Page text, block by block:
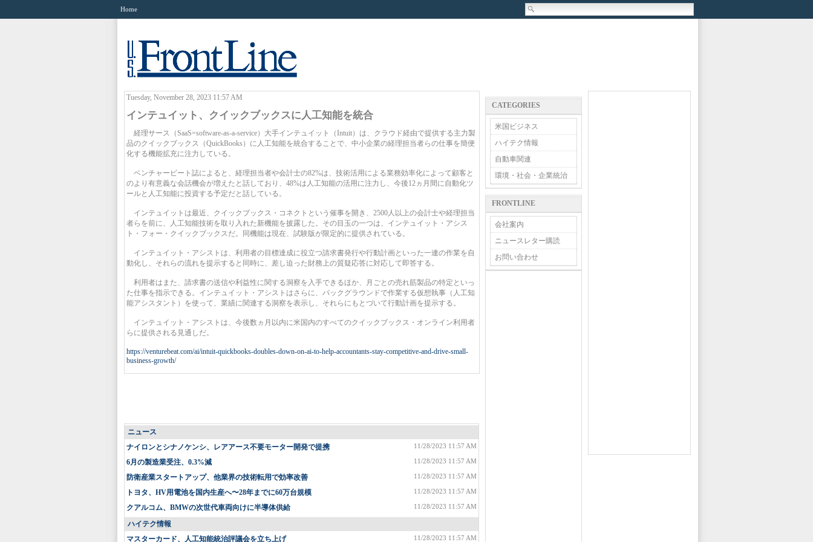
Home
Tuesday, November 28, 2023 11:57 AM
インテュイット、クイックブックスに人工知能を統合
経理サース（SaaS=software-as-a-service）大手インテュイット（Intuit）は、クラウド経由で提供する主力製
品のクイックブックス（QuickBooks）に人工知能を統合することで、中小企業の経理担当者らの仕事を簡便
化する機能拡充に注力している。
ベンチャービート誌によると、経理担当者や会計士の82%は、技術活用による業務効率化によって顧客と
のより有意義な会話機会が増えたと話しており、48%は人工知能の活用に注力し、今後12ヵ月間に自動化ツ
ールと人工知能に投資する予定だと話している。
インテュイットは最近、クイックブックス・コネクトという催事を開き、2500人以上の会計士や経理担当
者らを前に、人工知能技術を取り入れた新機能を披露した。その目玉の一つは、インテュイット・アシス
ト・フォー・クイックブックスだ。同機能は現在、試験版が限定的に提供されている。
インテュイット・アシストは、利用者の目標達成に役立つ請求書発行や行動計画といった一連の作業を自
動化し、それらの流れを提示すると同時に、差し迫った財務上の質疑応答に対応して即答する。
利用者はまた、請求書の送信や利益性に関する洞察を入手できるほか、月ごとの売れ筋製品の特定といっ
た仕事を指示できる。インテュイット・アシストはさらに、バックグラウンドで作業する仮想執事（人工知
能アシスタント）を使って、業績に関連する洞察を表示し、それらにもとづいて行動計画を提示する。
インテュイット・アシストは、今後数ヵ月以内に米国内のすべてのクイックブックス・オンライン利用者
らに提供される見通しだ。
https://venturebeat.com/ai/intuit-quickbooks-doubles-down-on-ai-to-help-accountants-stay-competitive-and-drive-small-
business-growth/
ニュース
11/28/2023 11:57 AM
ナイロンとシナノケンシ、レアアース不要モーター開発で提携
11/28/2023 11:57 AM
6月の製造業受注、0.3%減
11/28/2023 11:57 AM
防衛産業スタートアップ、他業界の技術転用で効率改善
11/28/2023 11:57 AM
トヨタ、HV用電池を国内生産へ〜28年までに60万台規模
11/28/2023 11:57 AM
クアルコム、BMWの次世代車両向けに半導体供給
ハイテク情報
11/28/2023 11:57 AM
マスターカード、人工知能統治評議会を立ち上げ
CATEGORIES
米国ビジネス
ハイテク情報
自動車関連
環境・社会・企業統治
FRONTLINE
会社案内
ニュースレター購読
お問い合わせ